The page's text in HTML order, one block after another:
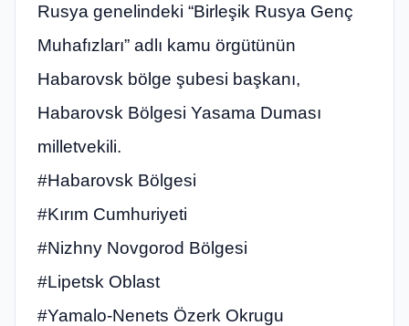
Rusya genelindeki “Birleşik Rusya Genç
Muhafızları” adlı kamu örgütünün
Habarovsk bölge şubesi başkanı,
Habarovsk Bölgesi Yasama Duması
milletvekili.
#Habarovsk Bölgesi
#Kırım Cumhuriyeti
#Nizhny Novgorod Bölgesi
#Lipetsk Oblast
#Yamalo-Nenets Özerk Okrugu